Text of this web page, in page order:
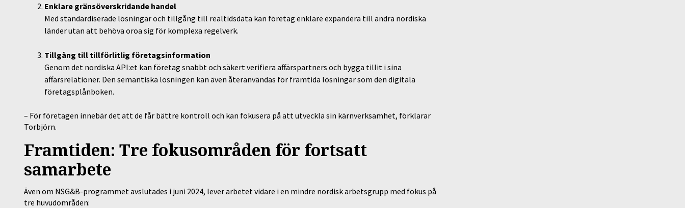
Enklare gränsöverskridande handel
Med standardiserade lösningar och tillgång till realtidsdata kan företag enklare expandera till andra nordiska
länder utan att behöva oroa sig för komplexa regelverk.
Tillgång till tillförlitlig företagsinformation
Genom det nordiska API:et kan företag snabbt och säkert verifiera affärspartners och bygga tillit i sina
affärsrelationer. Den semantiska lösningen kan även återanvändas för framtida lösningar som den digitala
företagsplånboken.
– För företagen innebär det att de får bättre kontroll och kan fokusera på att utveckla sin kärnverksamhet, förklarar
Torbjörn.
Framtiden: Tre fokusområden för fortsatt
samarbete
Även om NSG&B-programmet avslutades i juni 2024, lever arbetet vidare i en mindre nordisk arbetsgrupp med fokus på
tre huvudområden: